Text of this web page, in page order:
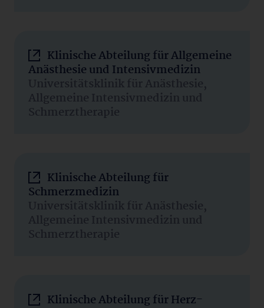
Klinische Abteilung für Allgemeine
Anästhesie und Intensivmedizin
Universitätsklinik für Anästhesie,
Allgemeine Intensivmedizin und
Schmerztherapie
Klinische Abteilung für
Schmerzmedizin
Universitätsklinik für Anästhesie,
Allgemeine Intensivmedizin und
Schmerztherapie
Klinische Abteilung für Herz-